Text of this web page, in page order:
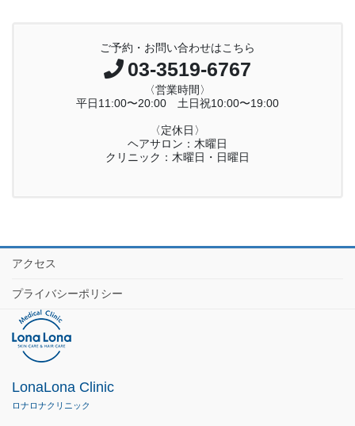
ご予約・お問い合わせはこちら
03-3519-6767
〈営業時間〉
平日11:00〜20:00 土日祝10:00〜19:00
〈定休日〉
ヘアサロン：木曜日
クリニック：木曜日・日曜日
アクセス
プライバシーポリシー
LonaLona Clinic
ロナロナクリニック